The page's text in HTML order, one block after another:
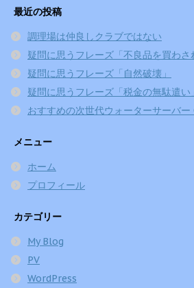
最近の投稿
調理場は仲良しクラブではない
疑問に思うフレーズ「不良品を買わさ
疑問に思うフレーズ「自然破壊」
疑問に思うフレーズ「税金の無駄遣い」
おすすめの次世代ウォーターサーバ
メニュー
ホーム
プロフィール
カテゴリー
My Blog
PV
WordPress